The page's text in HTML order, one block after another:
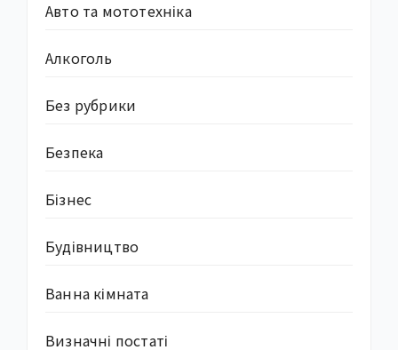
Авто та мототехніка
Алкоголь
Без рубрики
Безпека
Бізнес
Будівництво
Ванна кімната
Визначні постаті